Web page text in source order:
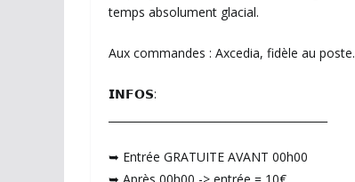
temps absolument glacial.
Aux commandes : Axcedia, fidèle au poste.
𝗜𝗡𝗙𝗢𝗦:
➥ Entrée GRATUITE AVANT 00h00